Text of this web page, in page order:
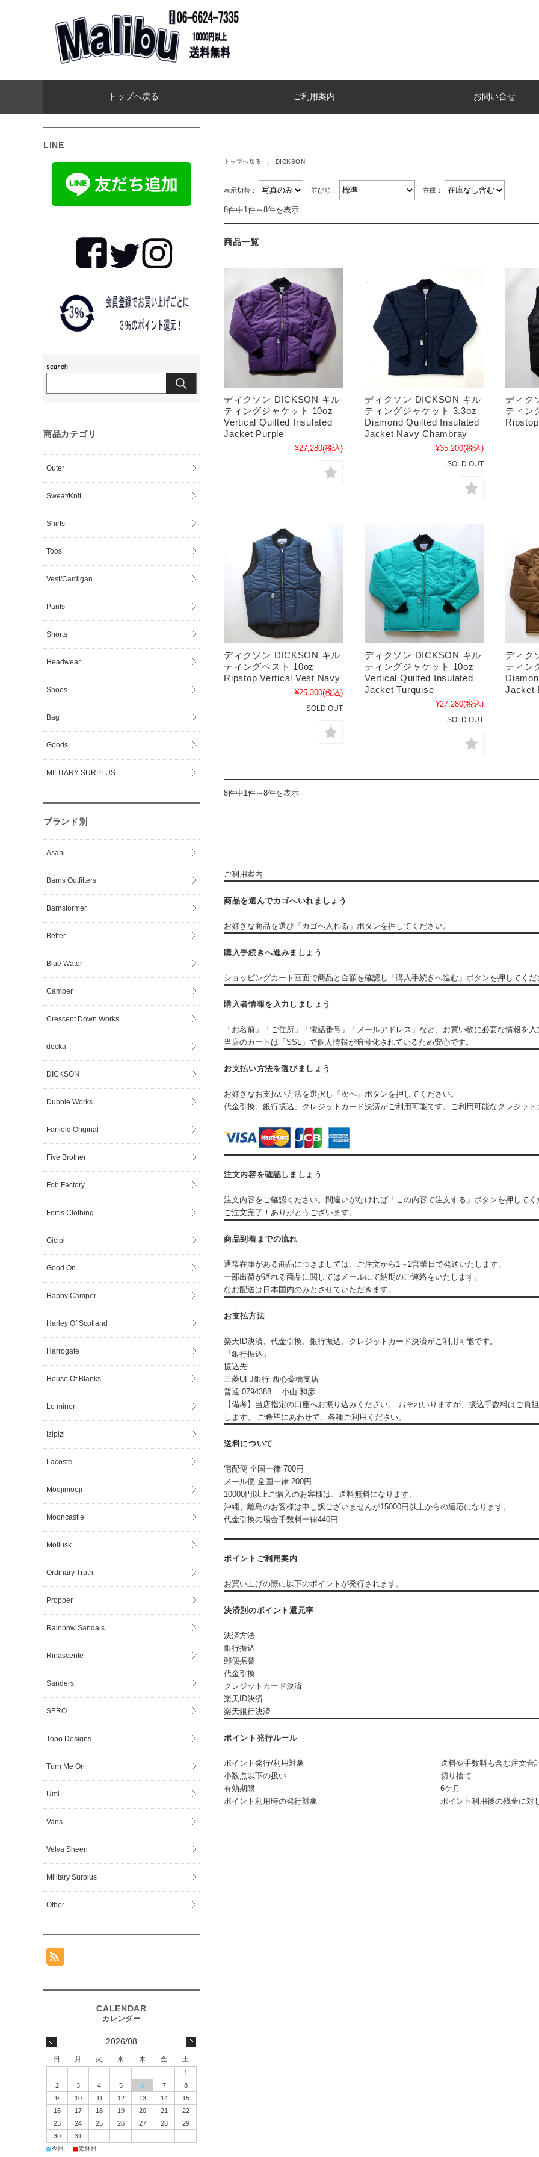
トップへ戻る ご利用案内 お問い合せ
トップへ戻る DICKSON
表示切替： 並び順： 在庫：
8件中1件～8件を表示
商品一覧
ディクソン DICKSON キル
ティングジャケット 10oz
Vertical Quilted Insulated
Jacket Purple
¥27,280(税込)
ディクソン DICKSON キル
ティングジャケット 3.3oz
Diamond Quilted Insulated
Jacket Navy Chambray
¥35,200(税込)
SOLD OUT
ディク
ティン
ディクソン DICKSON キル
ティングベスト 10oz
Ripstop Vertical Vest Navy
¥25,300(税込)
SOLD OUT
ディクソン DICKSON キル
ティングジャケット 10oz
Vertical Quilted Insulated
Jacket Turquise
¥27,280(税込)
SOLD OUT
ディク
ティン
Jacket
8件中1件～8件を表示
ご利用案内
商品を選んでカゴへいれましょう
お好きな商品を選び「カゴへ入れる」ボタンを押してください。
購入手続きへ進みましょう
ショッピングカート画面で商品と金額を確認し「購入手続きへ進む」ボタンを押してくだ
購入者情報を入力しましょう
「お名前」「ご住所」「電話番号」「メールアドレス」など、お買い物に必要な情報を入
当店のカートは「SSL」で個人情報が暗号化されているため安心です。
お支払い方法を選びましょう
お好きなお支払い方法を選択し「次へ」ボタンを押してください。
代金引換、銀行振込、クレジットカード決済がご利用可能です。ご利用可能なクレジット
注文内容を確認しましょう
注文内容をご確認ください。間違いがなければ「この内容で注文する」ボタンを押してく
ご注文完了！ありがとうございます。
商品到着までの流れ
通常在庫がある商品につきましては、ご注文から1～2営業日で発送いたします。
一部出荷が遅れる商品に関してはメールにて納期のご連絡をいたします。
なお配送は日本国内のみとさせていただきます。
お支払方法
楽天ID決済、代金引換、銀行振込、クレジットカード決済がご利用可能です。
『銀行振込』
振込先
三菱UFJ銀行 西心斎橋支店
普通 0794388 小山 和彦
【備考】当店指定の口座へお振り込みください。 おそれいりますが、振込手数料はご
します。 ご希望にあわせて、各種ご利用ください。
送料について
宅配便 全国一律 700円
メール便 全国一律 200円
10000円以上ご購入のお客様は、送料無料になります。
沖縄、離島のお客様は申し訳ございませんが15000円以上からの適応になります。
代金引換の場合手数料一律440円
ポイントご利用案内
お買い上げの際に以下のポイントが発行されます。
決済別のポイント還元率
決済方法
銀行振込
郵便振替
代金引換
クレジットカード決済
楽天ID決済
楽天銀行決済
ポイント発行ルール
ポイント発行/利用対象
送料や手数料も含む注文合
小数点以下の扱い
切り捨て
有効期限
6ケ月
ポイント利用時の発行対象
ポイント利用後の残金に対
LINE
商品カテゴリ
Outer
Sweat/Knit
Shirts
Tops
Vest/Cardigan
Pants
Shorts
Headwear
Shoes
Bag
Goods
MILITARY SURPLUS
ブランド別
Asahi
Barns Outfitters
Barnstormer
Better
Blue Water
Camber
Crescent Down Works
decka
DICKSON
Dubble Works
Farfield Original
Five Brother
Fob Factory
Fortis Clothing
Gicipi
Good On
Happy Camper
Harley Of Scotland
Harrogate
House Of Blanks
Le minor
Izipizi
Lacoste
Moojimooji
Mooncastle
Mollusk
Ordinary Truth
Propper
Rainbow Sandals
Rinascente
Sanders
SERO
Topo Designs
Turn Me On
Umi
Vans
Velva Sheen
Military Surplus
Other
2026/08
日 月 火 水 木 金
土
1
2
3 4 5 6 7
8
9
10 11 12 13 14
15
16
17 18 19 20 21
22
23
24 25 26 27 28
29
30
31
■今日 ■定休日